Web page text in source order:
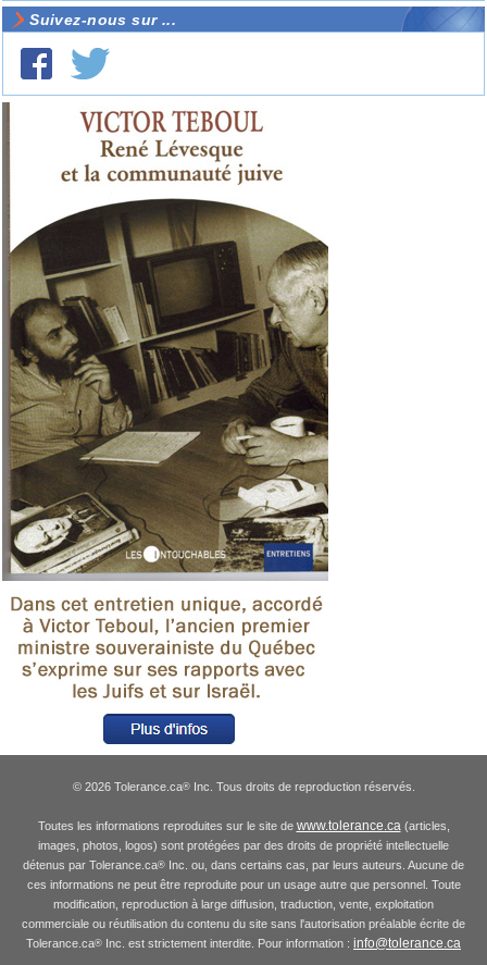
Suivez-nous sur ...
© 2026 Tolerance.ca®Inc. Tous droits de reproduction réservés.
Toutes les informations reproduites sur le site de www.tolerance.ca (articles,
images, photos, logos) sont protégées par des droits de propriété intellectuelle
détenus par Tolerance.ca® Inc. ou, dans certains cas, par leurs auteurs. Aucune de
ces informations ne peut être reproduite pour un usage autre que personnel. Toute
modification, reproduction à large diffusion, traduction, vente, exploitation
commerciale ou réutilisation du contenu du site sans l'autorisation préalable écrite de
Tolerance.ca® Inc. est strictement interdite. Pour information : info@tolerance.ca